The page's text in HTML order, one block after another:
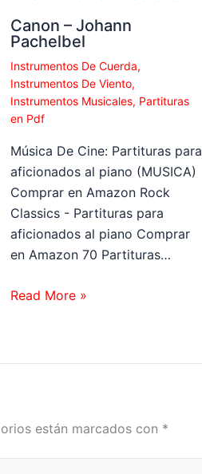
Canon – Johann
Pachelbel
Instrumentos De Cuerda,
Instrumentos De Viento,
Instrumentos Musicales, Partituras
en Pdf
Música De Cine: Partituras para
aficionados al piano (MUSICA)
Comprar en Amazon Rock
Classics - Partituras para
aficionados al piano Comprar
en Amazon 70 Partituras…
Read More »
están marcados con *